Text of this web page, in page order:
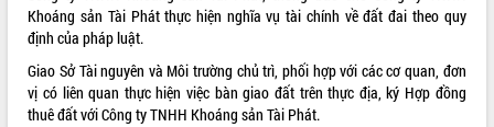
LIÊN KẾT WEB
THỐNG KÊ TRUY CẬP
Khoáng sản Tài Phát thực hiện nghĩa vụ tài chính về đất đai theo quy
định của pháp luật.
Giao Sở Tài nguyên và Môi trường chủ trì, phối hợp với các cơ quan, đơn
vị có liên quan thực hiện việc bàn giao đất trên thực địa, ký Hợp đồng
thuê đất với Công ty TNHH Khoáng sản Tài Phát.